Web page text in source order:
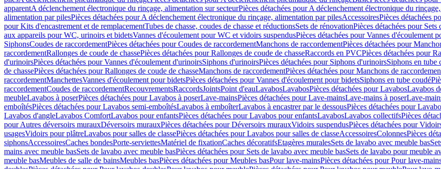
apparentA déclenchement électronique du rinçage, alimentation sur secteurPièces détachées pour A déclenchement électronique du
alimentation par pilesPièces détachées pour A déclenchement électronique du rinçage, alimentation par pilesAccessoiresPièces détachées
pour Kits d'encastrement et de remplacementTubes de chasse, coudes de chasse et réductionsSets de rénovationPièces détachées pour Sets
aux appareils pour WC, urinoirs et bidetsVannes d'écoulement pour WC et vidoirs suspendusPièces détachées pour Vannes d'écoulement
SiphonsCoudes de raccordementPièces détachées pour Coudes de raccordementManchons de raccordementPièces détachées pour
raccordementRallonges de coude de chassePièces détachées pour Rallonges de coude de chasseRaccords en PVCPièces détachées pour
d'urinoirsPièces détachées pour Vannes d'écoulement d'urinoirsSiphons d'urinoirsPièces détachées pour Siphons d'urinoirsSiphons en tube
de chassePièces détachées pour Rallonges de coude de chasseManchons de raccordementPièces détachées pour Manchons de
raccordementManchettesVannes d'écoulement pour bidetsPièces détachées pour Vannes d'écoulement pour bidetsSiphons en tube coudé
raccordementCoudes de raccordementRecouvrementsRaccordsJointsPoint d'eauLavabosLavabosPièces détachées pour LavabosLavabos
meubleLavabos à poserPièces détachées pour Lavabos à poserLave-mainsPièces détachées pour Lave-mainsLave-mains à poserLave-
emboîtésPièces détachées pour Lavabos semi-emboîtésLavabos à emboîterLavabos à encastrer par le dessousPièces détachées pour
Lavabos d'angleLavabos ComfortLavabos pour enfantsPièces détachées pour Lavabos pour enfantsLavabosLavabos collectifsPièces
pour Autres déversoirs murauxDéversoirs murauxPièces détachées pour Déversoirs murauxVidoirs suspendusPièces détachées pour
usagesVidoirs pour plâtreLavabos pour salles de classePièces détachées pour Lavabos pour salles de classeAccessoiresColonnesPièces
siphonsAccessoiresCaches bondesPorte-serviettesMatériel de fixationCaches décoratifsEtagères muralesSets de lavabo avec meuble bas
mains avec meuble basSets de lavabo avec meuble basPièces détachées pour Sets de lavabo avec meuble basSets de lavabo pour meuble
meuble basMeubles de salle de bainsMeubles basPièces détachées pour Meubles basPour lave-mainsPièces détachées pour Pour lave-